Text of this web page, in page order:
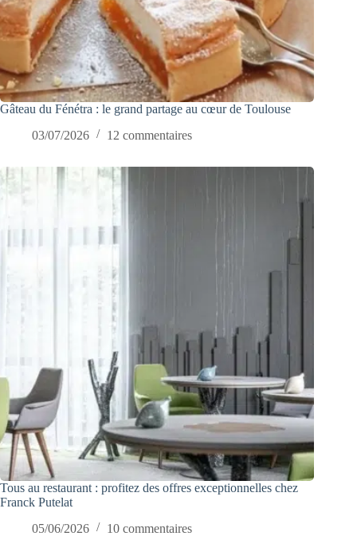
Gâteau du Fénétra : le grand partage au cœur de Toulouse
03/07/2026
12 commentaires
Tous au restaurant : profitez des offres exceptionnelles chez
Franck Putelat
05/06/2026
10 commentaires